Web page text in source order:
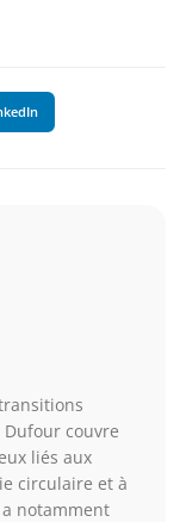
couvre
liés aux
circulaire et à
notamment